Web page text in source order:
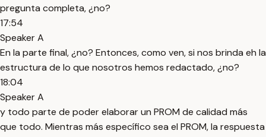
pregunta completa, ¿no?
17:54
Speaker A
En la parte final, ¿no? Entonces, como ven, si nos brinda eh la
estructura de lo que nosotros hemos redactado, ¿no?
18:04
Speaker A
y todo parte de poder elaborar un PROM de calidad más
que todo. Mientras más específico sea el PROM, la respuesta